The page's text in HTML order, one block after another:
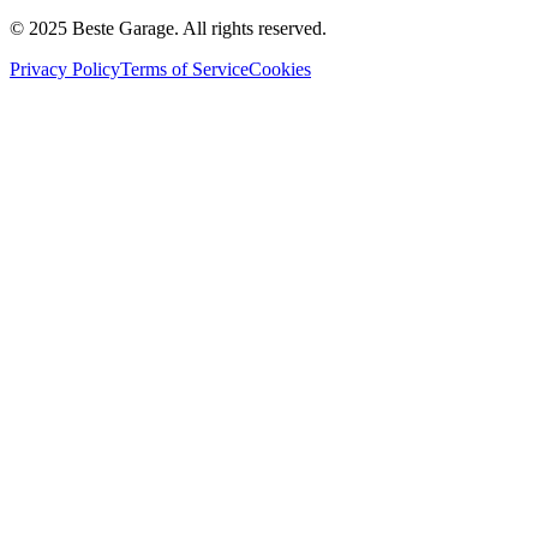
© 2025 Beste Garage. All rights reserved.
Privacy PolicyTerms of ServiceCookies